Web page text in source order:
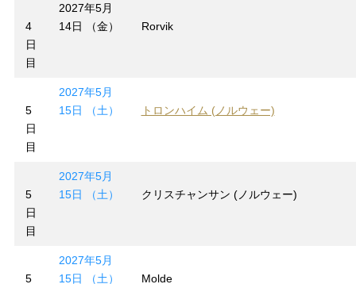
4
日
目
2027年5月
14日 （金）
Rorvik
5
日
目
2027年5月
15日 （土）
トロンハイム (ノルウェー)
5
日
目
2027年5月
15日 （土）
クリスチャンサン (ノルウェー)
5
2027年5月
15日 （土）
Molde